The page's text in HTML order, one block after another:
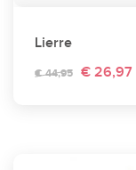
Lierre
€ 44,95 € 26,97